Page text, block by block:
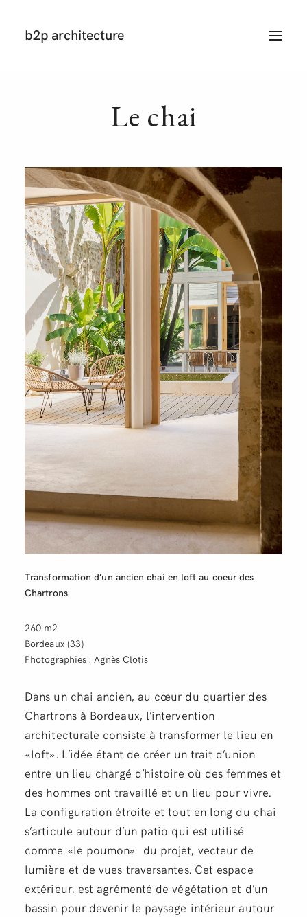
T
I
O
b2p architecture
Le chai
Transformation d’un ancien chai en loft au coeur des
Chartrons
260 m2
Bordeaux (33)
Photographies : Agnès Clotis
Dans un chai ancien, au cœur du quartier des
Chartrons à Bordeaux, l’intervention
architecturale consiste à transformer le lieu en
«loft». L’idée étant de créer un trait d’union
entre un lieu chargé d’histoire où des femmes et
des hommes ont travaillé et un lieu pour vivre.
La configuration étroite et tout en long du chai
s’articule autour d’un patio qui est utilisé
comme «le poumon» du projet, vecteur de
lumière et de vues traversantes. Cet espace
extérieur, est agrémenté de végétation et d’un
bassin pour devenir le paysage intérieur autour